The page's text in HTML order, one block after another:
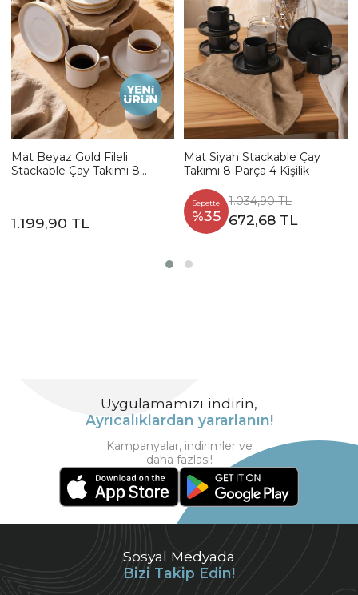
Mat Beyaz Gold Fileli
Stackable Çay Takımı 8
1.199,90 TL
Mat Siyah Stackable Çay
Takımı 8 Parça 4 Kişilik
Sepette
%35
1.034,90 TL
672,68 TL
Sosyal Medyada
Bizi Takip Edin!
Uygulamamızı indirin,
Ayrıcalıklardan yararlanın!
Kampanyalar, indirimler ve
daha fazlası!